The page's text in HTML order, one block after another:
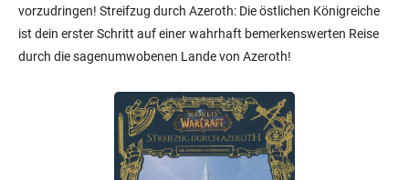
vorzudringen! Streifzug durch Azeroth: Die östlichen Königreiche
ist dein erster Schritt auf einer wahrhaft bemerkenswerten Reise
durch die sagenumwobenen Lande von Azeroth!